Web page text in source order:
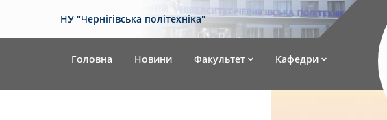
НУ "Чернігівська політехніка"
Головна Новини Факультет Кафедри